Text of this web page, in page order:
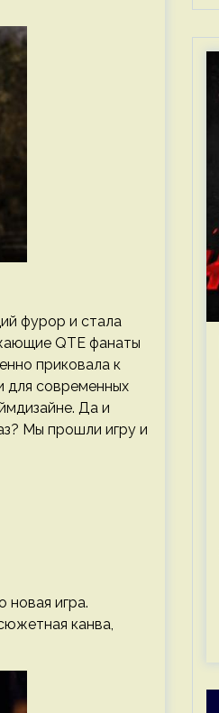
фурор и стала
QTE фанаты
приковала к
для современных
Да и
Мы прошли игру и
новая игра.
канва,